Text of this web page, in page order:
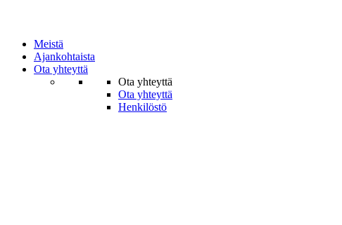
Meistä
Ajankohtaista
Ota yhteyttä
Ota yhteyttä
Ota yhteyttä
Henkilöstö